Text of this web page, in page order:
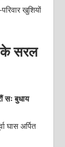
खुशियों
के सरल
सः बुधाय
घास अर्पित